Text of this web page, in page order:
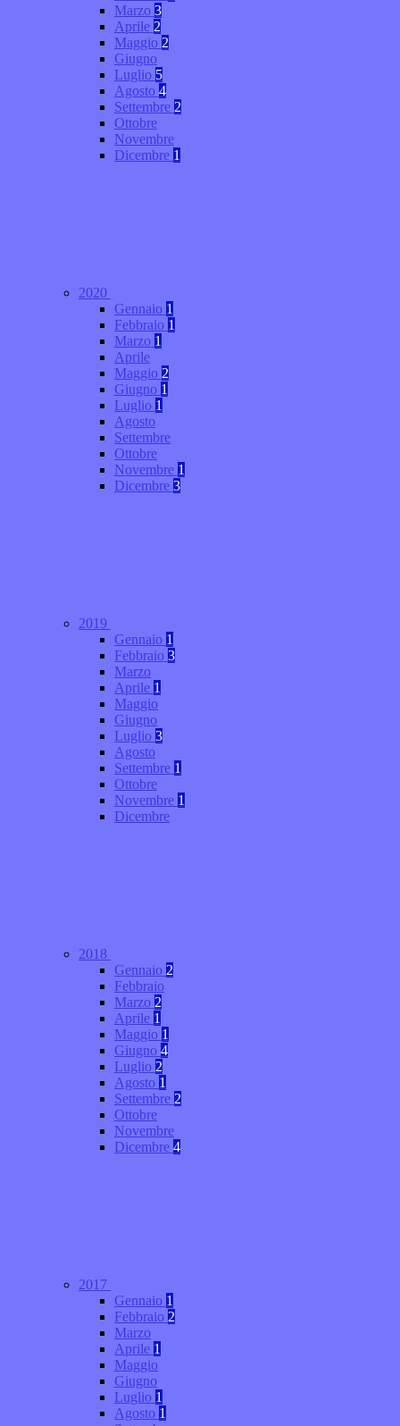
Marzo 3
Aprile 2
Maggio 2
Giugno
Luglio 5
Agosto 4
Settembre 2
Ottobre
Novembre
Dicembre 1
2020
Gennaio 1
Febbraio 1
Marzo 1
Aprile
Maggio 2
Giugno 1
Luglio 1
Agosto
Settembre
Ottobre
Novembre 1
Dicembre 3
2019
Gennaio 1
Febbraio 3
Marzo
Aprile 1
Maggio
Giugno
Luglio 3
Agosto
Settembre 1
Ottobre
Novembre 1
Dicembre
2018
Gennaio 2
Febbraio
Marzo 2
Aprile 1
Maggio 1
Giugno 4
Luglio 2
Agosto 1
Settembre 2
Ottobre
Novembre
Dicembre 4
2017
Gennaio 1
Febbraio 2
Marzo
Aprile 1
Maggio
Giugno
Luglio 1
Agosto 1